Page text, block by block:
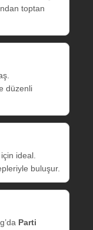
toptan
düzenli
ideal.
buluşur.
Parti